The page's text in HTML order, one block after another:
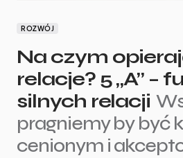
ROZWÓJ
Na czym
relacje? 5 „A” –
silnych relacji
pragniemy by być
cenionym i